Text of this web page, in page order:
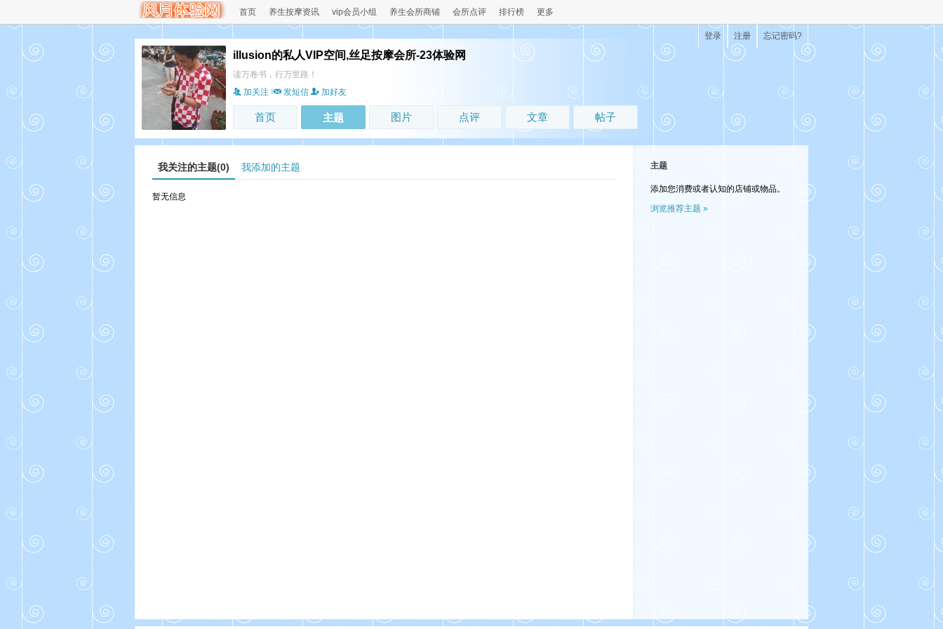
首页 养生按摩资讯 vip会员小组 养生会所商铺 会所点评 排行榜 更多
忘记密码?
注册
登录
illusion的私人VIP空间,丝足按摩会所-23体验网
读万卷书，行万里路！
加关注
发短信 加好友
首页 主题 图片 点评 文章 帖子
我关注的主题(0) 我添加的主题
暂无信息
主题
添加您消费或者认知的店铺或物品。
浏览推荐主题 »